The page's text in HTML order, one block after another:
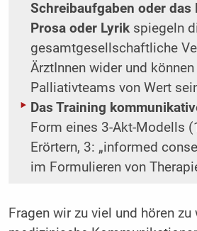
Schreibaufgaben oder das
Prosa oder Lyrikspiegeln
gesamtgesellschaftliche
ÄrztInnen wider und
Palliativteams von Wert
Das Training
Form eines 3-Akt-Modells
Erörtern, 3: „informed
im Formulieren von
Fragen wir zu viel und hören